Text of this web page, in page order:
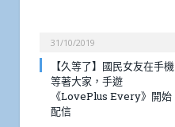
31/10/2019
【久等了】國民女友在手機
等著大家，手遊
《LovePlus Every》開始
配信